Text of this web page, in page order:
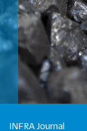
INFRA Journal